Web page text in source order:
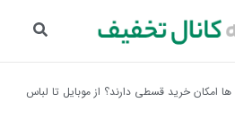
امکان خرید قسطی دارند؟ از موبایل تا لباس